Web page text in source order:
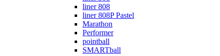
liner 808
liner 808P Pastel
Marathon
Performer
pointball
SMARTball